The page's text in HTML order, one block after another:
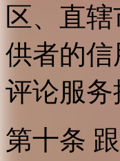
区、直
供者的
评论服
第十条